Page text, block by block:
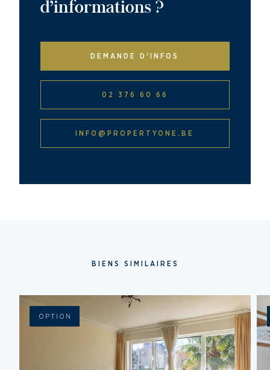
d’informations ?
DEMANDE D'INFOS
02 376 60 66
INFO@PROPERTYONE.BE
BIENS SIMILAIRES
OPTION